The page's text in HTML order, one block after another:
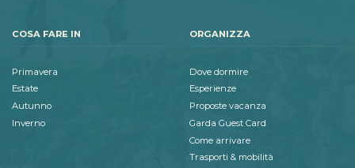
COSA FARE IN
Primavera
Estate
Autunno
Inverno
ORGANIZZA
Dove dormire
Esperienze
Proposte vacanza
Garda Guest Card
Come arrivare
Trasporti & mobilità